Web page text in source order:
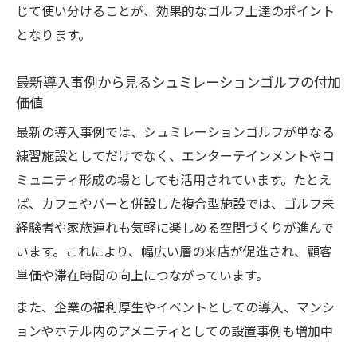
じて使い分けることが、効果的なゴルフ上達のポイント
となります。
最新導入事例から見るシュミレーションゴルフの付加
価値
最新の導入事例では、シュミレーションゴルフが単なる
練習施設としてだけでなく、エンターテインメントやコ
ミュニティ形成の場としても活用されています。たとえ
ば、カフェやバーと併設した複合型施設では、ゴルフ未
経験者や家族連れも気軽に楽しめる空間づくりが進んで
います。これにより、幅広い層の来店が促進され、顧客
単価や滞在時間の向上につながっています。
また、企業の福利厚生やイベントとしての導入、マンシ
ョンやホテル内のアメニティとしての設置事例も増加中